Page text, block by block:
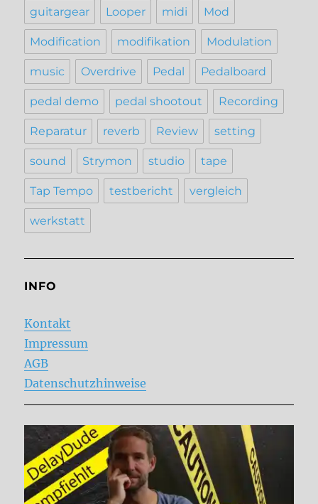
guitargear Looper midi Mod
Modification modifikation Modulation
music Overdrive Pedal Pedalboard
pedal demo pedal shootout Recording
Reparatur reverb Review setting
sound Strymon studio tape
Tap Tempo testbericht vergleich
werkstatt
INFO
Kontakt
Impressum
AGB
Datenschutzhinweise